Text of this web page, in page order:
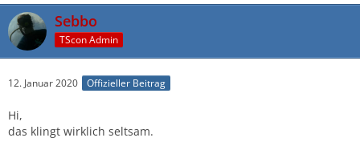
Sebbo
TScon Admin
12. Januar 2020 Offizieller Beitrag
Hi,
das klingt wirklich seltsam.